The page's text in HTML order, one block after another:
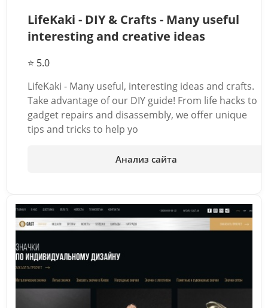
LifeKaki - DIY & Crafts - Many useful
interesting and creative ideas
⭐ 5.0
LifeKaki - Many useful, interesting ideas and crafts.
Take advantage of our DIY guide! From life hacks to
gadget repairs and disassembly, we offer unique
tips and tricks to help yo
Анализ сайта